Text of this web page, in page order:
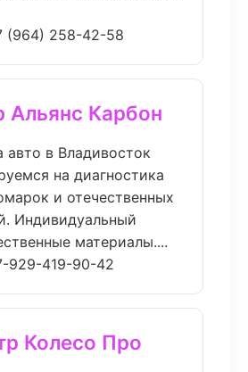
(964) 258-42-58
Альянс Карбон
авто в Владивосток
на диагностика
и отечественных
Индивидуальный
материалы....
929-419-90-42
Колесо Про